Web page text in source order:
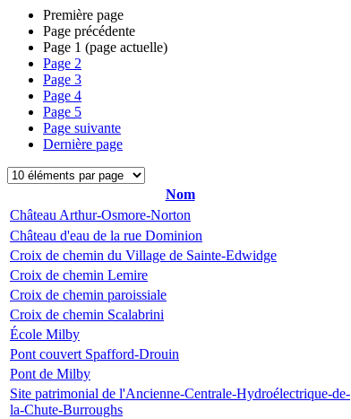
Première page
Page précédente
Page 1 (page actuelle)
Page 2
Page 3
Page 4
Page 5
Page suivante
Dernière page
Nom
Château Arthur-Osmore-Norton
Château d'eau de la rue Dominion
Croix de chemin du Village de Sainte-Edwidge
Croix de chemin Lemire
Croix de chemin paroissiale
Croix de chemin Scalabrini
École Milby
Pont couvert Spafford-Drouin
Pont de Milby
Site patrimonial de l'Ancienne-Centrale-Hydroélectrique-de-
la-Chute-Burroughs